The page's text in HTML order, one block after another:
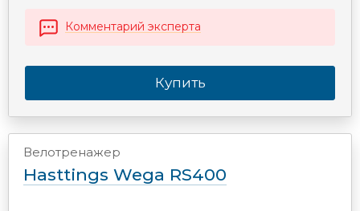
Комментарий эксперта
Купить
Велотренажер
Hasttings Wega RS400